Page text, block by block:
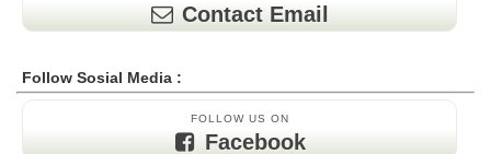
Contact Email
Follow Sosial Media :
FOLLOW US ON
Facebook